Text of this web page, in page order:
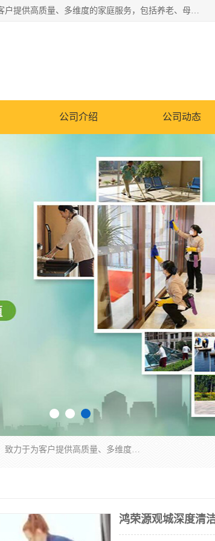
深圳市柏林家政有限公司是一家服务于深圳市民的专业家政公司。致力于为客户提供高质量、多维度的家庭服务，包括养老、母婴、月嫂育婴早教、康复理疗、家电清洗和保洁等方面的专业服务。
公司介绍 公司动态
深圳市柏林家政有限公司是一家服务于深圳市民的专业家政公司。致力于为客户提供高质量、多维度的家庭服务，包括养老、母婴、月嫂育婴早教、康复理疗、家电清洗和保洁等方面的专业服务。
鸿荣源观城深度清